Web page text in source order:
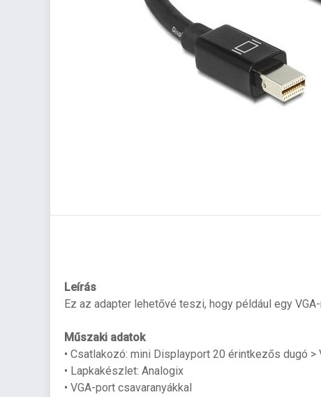
Leírás
Ez az adapter lehetővé teszi, hogy például egy
Műszaki adatok
• Csatlakozó: mini Displayport 20 érintkezős dugó
• Lapkakészlet: Analogix
• VGA-port csavaranyákkal